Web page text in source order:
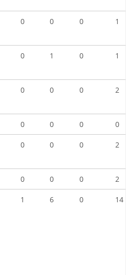
0 0 0 1
0 1 0 1
0 0 0 2
0 0 0 0
0 0 0 2
0 0 0 2
1 6 0 14